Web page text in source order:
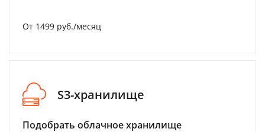
От 1499 руб./месяц
S3-хранилище
Подобрать облачное хранилище